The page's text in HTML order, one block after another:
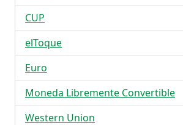
CUP
elToque
Euro
Moneda Libremente Convertible
Western Union